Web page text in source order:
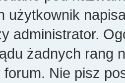
użytkownik
administrator.
żadnych rang
forum. Nie pisz